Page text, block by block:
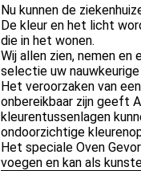
Nu kunnen de
De kleur en het licht
die in het wonen.
Wij allen zien, nemen en
selectie uw
Het veroorzaken van
onbereikbaar zijn geeft
kleurentussenlagen
ondoorzichtige
Het speciale Oven
voegen en kan als